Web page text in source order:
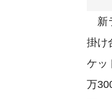
新
掛け
ケッ
万